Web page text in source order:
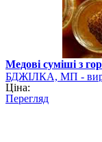
Медові суміші з
БДЖІЛКА, МП -
квіткового пилку
Ціна:
Перегляд